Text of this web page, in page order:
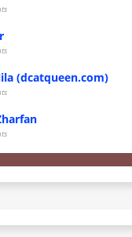
(dcatqueen.com)